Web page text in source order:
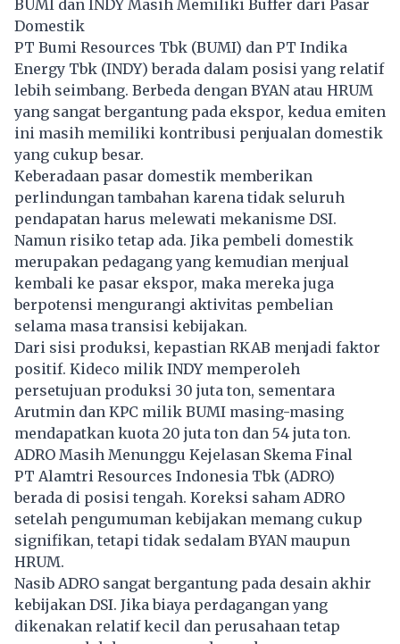
BUMI dan INDY Masih Memiliki Buffer dari Pasar
Domestik
PT Bumi Resources Tbk (BUMI) dan PT Indika
Energy Tbk (INDY) berada dalam posisi yang relatif
lebih seimbang. Berbeda dengan BYAN atau HRUM
yang sangat bergantung pada ekspor, kedua emiten
ini masih memiliki kontribusi penjualan domestik
yang cukup besar.
Keberadaan pasar domestik memberikan
perlindungan tambahan karena tidak seluruh
pendapatan harus melewati mekanisme DSI.
Namun risiko tetap ada. Jika pembeli domestik
merupakan pedagang yang kemudian menjual
kembali ke pasar ekspor, maka mereka juga
berpotensi mengurangi aktivitas pembelian
selama masa transisi kebijakan.
Dari sisi produksi, kepastian RKAB menjadi faktor
positif. Kideco milik INDY memperoleh
persetujuan produksi 30 juta ton, sementara
Arutmin dan KPC milik BUMI masing-masing
mendapatkan kuota 20 juta ton dan 54 juta ton.
ADRO Masih Menunggu Kejelasan Skema Final
PT Alamtri Resources Indonesia Tbk (ADRO)
berada di posisi tengah. Koreksi saham ADRO
setelah pengumuman kebijakan memang cukup
signifikan, tetapi tidak sedalam BYAN maupun
HRUM.
Nasib ADRO sangat bergantung pada desain akhir
kebijakan DSI. Jika biaya perdagangan yang
dikenakan relatif kecil dan perusahaan tetap